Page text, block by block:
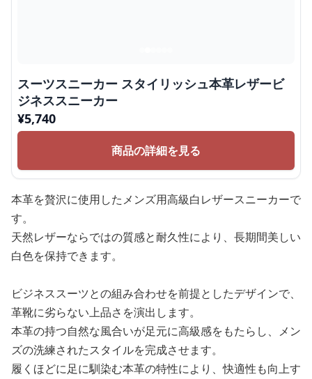
スーツスニーカー スタイリッシュ本革レザービ
ジネススニーカー
¥5,740
商品の詳細を見る
本革を贅沢に使用したメンズ用高級白レザースニーカーで
す。
天然レザーならではの質感と耐久性により、長期間美しい
白色を保持できます。
ビジネススーツとの組み合わせを前提としたデザインで、
革靴に劣らない上品さを演出します。
本革の持つ自然な風合いが足元に高級感をもたらし、メン
ズの洗練されたスタイルを完成させます。
履くほどに足に馴染む本革の特性により、快適性も向上す